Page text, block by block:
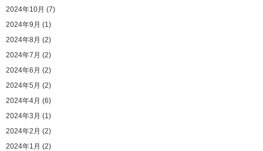
2024年10月 (7)
2024年9月 (1)
2024年8月 (2)
2024年7月 (2)
2024年6月 (2)
2024年5月 (2)
2024年4月 (6)
2024年3月 (1)
2024年2月 (2)
2024年1月 (2)